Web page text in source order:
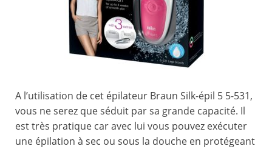
A l’utilisation de cet épilateur Braun Silk-épil 5 5-531,
vous ne serez que séduit par sa grande capacité. Il
est très pratique car avec lui vous pouvez exécuter
une épilation à sec ou sous la douche en protégeant